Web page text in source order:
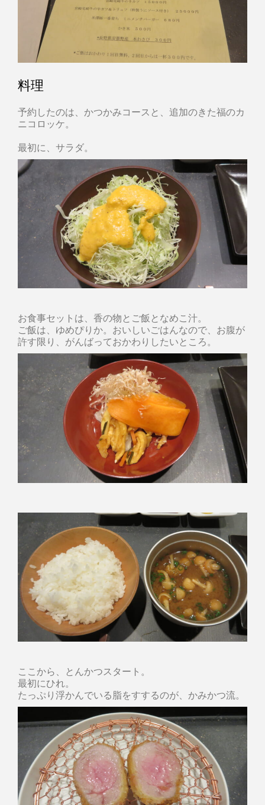
料理
予約したのは、かつかみコースと、追加のきた福のカ
ニコロッケ。
最初に、サラダ。
お食事セットは、香の物とご飯となめこ汁。
ご飯は、ゆめぴりか。おいしいごはんなので、お腹が
許す限り、がんばっておかわりしたいところ。
ここから、とんかつスタート。
最初にひれ。
たっぷり浮かんでいる脂をすするのが、かみかつ流。